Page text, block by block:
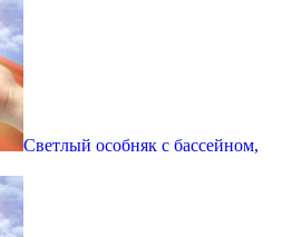
Светлый особняк с бассейном,